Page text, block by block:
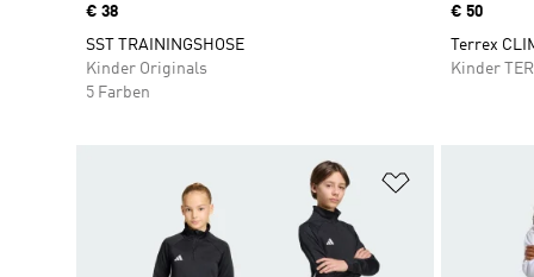
Price
€ 38
SST TRAININGSHOSE
Kinder Originals
5 Farben
Price
€ 50
Terrex
Kinder
Zur